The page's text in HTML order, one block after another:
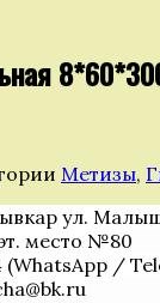
Метизы,
ул.
место №80
(WhatsApp /